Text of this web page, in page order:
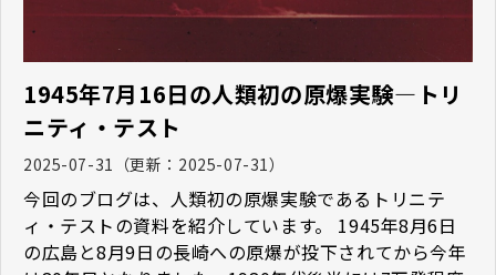
1945年7月16日の人類初の原爆実験―トリ
ニティ・テスト
2025-07-31 （更新： 2025-07-31）
今回のブログは、人類初の原爆実験であるトリニテ
ィ・テストの資料を紹介しています。 1945年8月6日
の広島と8月9日の長崎への原爆が投下されてから今年